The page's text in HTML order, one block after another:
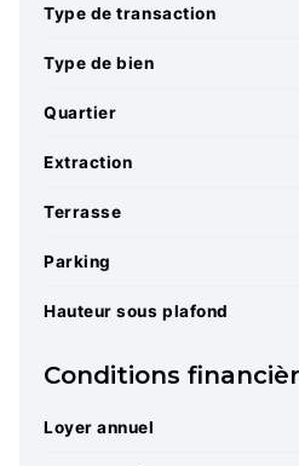
Type de transaction
Type de bien
Quartier
Extraction
Terrasse
Parking
Hauteur sous plafond
Conditions
Loyer annuel